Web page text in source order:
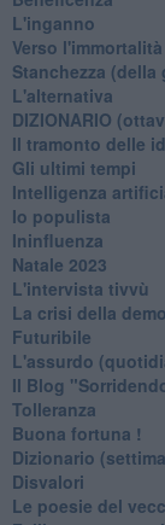
L'inganno
Verso l'immortalità
Stanchezza (della
L'alternativa
​DIZIONARIO
Il tramonto delle
Gli ultimi tempi
Intelligenza
Io populista
Ininfluenza
Natale 2023
L'intervista tivvù
La crisi della
Futuribile
L'assurdo
Il Blog
Tolleranza
Buona fortuna !
​Dizionario
Disvalori
Le poesie del